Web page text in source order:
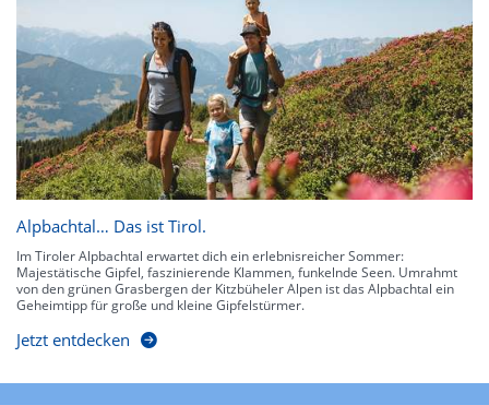
Alpbachtal… Das ist Tirol.
Im Tiroler Alpbachtal erwartet dich ein erlebnisreicher Sommer:
Majestätische Gipfel, faszinierende Klammen, funkelnde Seen. Umrahmt
von den grünen Grasbergen der Kitzbüheler Alpen ist das Alpbachtal ein
Geheimtipp für große und kleine Gipfelstürmer.
Jetzt entdecken